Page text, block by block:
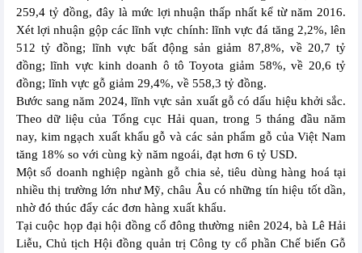
259,4 tỷ đồng, đây là mức lợi nhuận thấp nhất kể từ năm 2016.
Xét lợi nhuận gộp các lĩnh vực chính: lĩnh vực đá tăng 2,2%, lên
512 tỷ đồng; lĩnh vực bất động sản giảm 87,8%, về 20,7 tỷ
đồng; lĩnh vực kinh doanh ô tô Toyota giảm 58%, về 20,6 tỷ
đồng; lĩnh vực gỗ giảm 29,4%, về 558,3 tỷ đồng.
Bước sang năm 2024, lĩnh vực sản xuất gỗ có dấu hiệu khởi sắc.
Theo dữ liệu của Tổng cục Hải quan, trong 5 tháng đầu năm
nay, kim ngạch xuất khẩu gỗ và các sản phẩm gỗ của Việt Nam
tăng 18% so với cùng kỳ năm ngoái, đạt hơn 6 tỷ USD.
Một số doanh nghiệp ngành gỗ chia sẻ, tiêu dùng hàng hoá tại
nhiều thị trường lớn như Mỹ, châu Âu có những tín hiệu tốt dần,
nhờ đó thúc đẩy các đơn hàng xuất khẩu.
Tại cuộc họp đại hội đồng cổ đông thường niên 2024, bà Lê Hải
Liễu, Chủ tịch Hội đồng quản trị Công ty cổ phần Chế biến Gỗ